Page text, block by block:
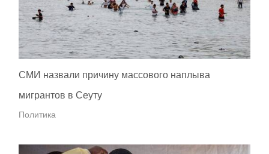
СМИ назвали причину массового наплыва
мигрантов в Сеуту
Политика